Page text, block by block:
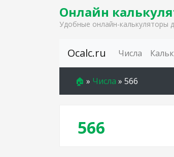
Онлайн
Удобные онлайн-калькуляторы
Ocalc.ru Числа
🏠 » Числа » 566
566